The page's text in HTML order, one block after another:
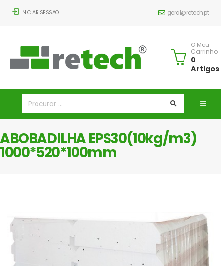
INICIAR SESSÃO geral@retech.pt
O Meu
Carrinho
0
Artigos
ABOBADILHA EPS30(10kg/m3)
1000*520*100mm